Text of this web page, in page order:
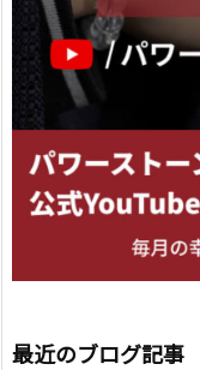
最近のブログ記事